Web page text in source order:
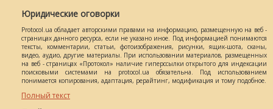
Юридические оговорки
Protocol.ua обладает авторскими правами на информацию, размещенную на веб -
страницах данного ресурса, если не указано иное. Под информацией понимаются
тексты, комментарии, статьи, фотоизображения, рисунки, ящик-шота, сканы,
видео, аудио, другие материалы. При использовании материалов, размещенных
на веб - страницах «Протокол» наличие гиперссылки открытого для индексации
поисковыми системами на protocol.ua обязательна. Под использованием
понимается копирования, адаптация, рерайтинг, модификация и тому подобное.
Полный текст